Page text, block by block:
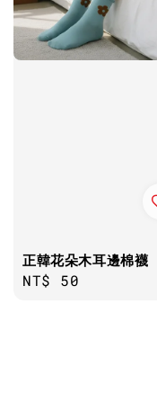
正韓花朵木耳邊棉襪
Regular
NT$ 50